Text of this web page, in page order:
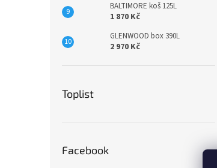
BALTIMORE koš 125L
1 870 Kč
GLENWOOD box 390L
2 970 Kč
Toplist
Facebook